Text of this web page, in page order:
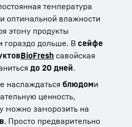
температура
оптимальной влажности
этому продукты
гораздо дольше. В сейфе
BioFresh савойская
до 20 дней.
наслаждаться блюдоми
ценность,
можно заморозить на
. Просто предварительно